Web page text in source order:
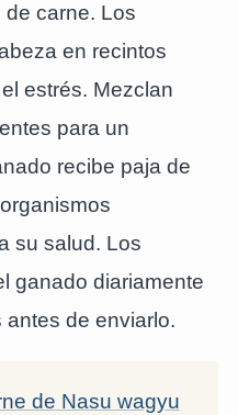
de carne. Los
en recintos
estrés. Mezclan
para un
recibe paja de
su salud. Los
ganado diariamente
de enviarlo.
de Nasu wagyu